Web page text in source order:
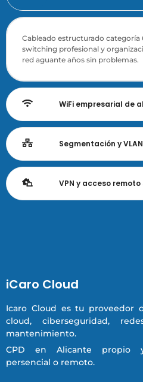
Cableado estructurado categoría
switching profesional y
red aguante años sin problemas.
WiFi empresarial de
Segmentación y
VPN y acceso
iCaro Cloud
Icaro Cloud es tu proveedor
cloud, ciberseguridad,
mantenimiento.
CPD en Alicante propio y
persencial o remoto.